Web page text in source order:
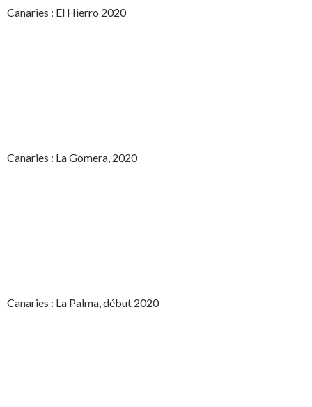
Canaries : El Hierro 2020
Canaries : La Gomera, 2020
Canaries : La Palma, début 2020